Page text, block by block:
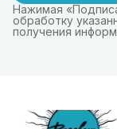
Нажимая
обработку
получения